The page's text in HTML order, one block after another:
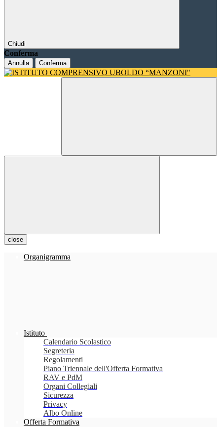
Chiudi
Conferma
Annulla Conferma
close
Organigramma
Istituto
Calendario Scolastico
Segreteria
Regolamenti
Piano Triennale dell'Offerta Formativa
RAV e PdM
Organi Collegiali
Sicurezza
Privacy
Albo Online
Offerta Formativa